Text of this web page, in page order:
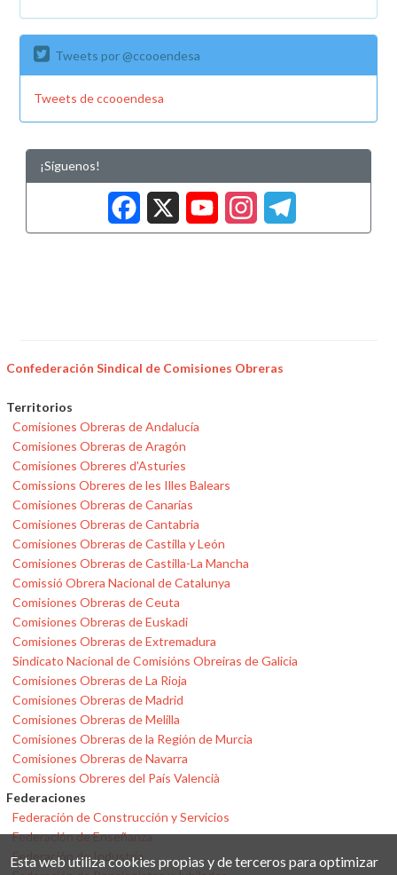
Tweets por @ccooendesa
Tweets de ccooendesa
¡Síguenos!
Facebook
X
Confederación Sindical de Comisiones Obreras
Territorios
Comisiones Obreras de Andalucía
Comisiones Obreras de Aragón
Comisiones Obreres d'Asturies
Comissions Obreres de les Illes Balears
Comisiones Obreras de Canarias
Comisiones Obreras de Cantabria
Comisiones Obreras de Castilla y León
Comisiones Obreras de Castilla-La Mancha
Comissió Obrera Nacional de Catalunya
Comisiones Obreras de Ceuta
Comisiones Obreras de Euskadi
Comisiones Obreras de Extremadura
Sindicato Nacional de Comisións Obreiras de Galicia
Comisiones Obreras de La Rioja
Comisiones Obreras de Madrid
Comisiones Obreras de Melilla
Comisiones Obreras de la Región de Murcia
Comisiones Obreras de Navarra
Comissions Obreres del País Valencià
Federaciones
Federación de Construcción y Servicios
Federación de Enseñanza
Federación de Industria
Esta web utiliza cookies propias y de terceros para optimizar